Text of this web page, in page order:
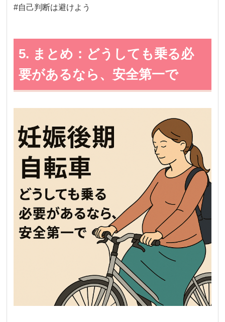
#自己判断は避けよう
5. まとめ：どうしても乗る必
要があるなら、安全第一で